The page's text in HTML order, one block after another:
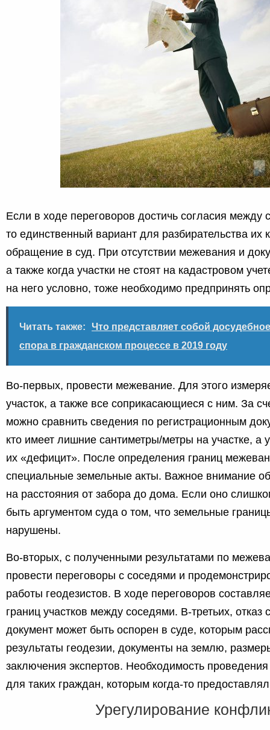
Если в ходе переговоров достичь согласия между
то единственный вариант для разбирательства их
обращение в суд. При отсутствии межевания и
а также когда участки не стоят на кадастровом
на него условно, тоже необходимо предпринять
Читать также:
Что представляет собой
спора в гражданском процессе в 2019 году
Во-первых, провести межевание. Для этого
участок, а также все соприкасающиеся с ним. За
можно сравнить сведения по регистрационным
кто имеет лишние сантиметры/метры на участке, а
их «дефицит». После определения границ
специальные земельные акты. Важное внимание
на расстояния от забора до дома. Если оно
быть аргументом суда о том, что земельные
нарушены.
Во-вторых, с полученными результатами по
провести переговоры с соседями и
работы геодезистов. В ходе переговоров
границ участков между соседями. В-третьих, отказ
документ может быть оспорен в суде, которым
результаты геодезии, документы на землю,
заключения экспертов. Необходимость
для таких граждан, которым когда-то
Урегулирование